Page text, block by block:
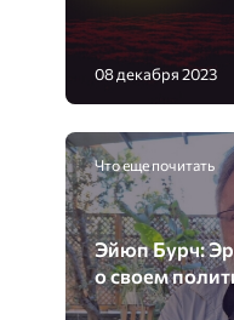
08 декабря 2023
Что еще почитать
Эйюп Бурч:
о своем